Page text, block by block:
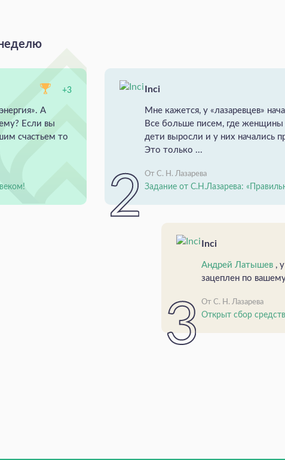
+3
А
Если вы
счастьем то
Inci
Мне кажется, у «лазаревцев»
Все больше писем, где женщины
дети выросли и у них начались
Это только ...
От С. Н. Лазарева
Задание от С.Н.Лазарева:
Inci
Андрей Латышев ,
зацеплен по
От С. Н. Лазарева
Открыт сбор